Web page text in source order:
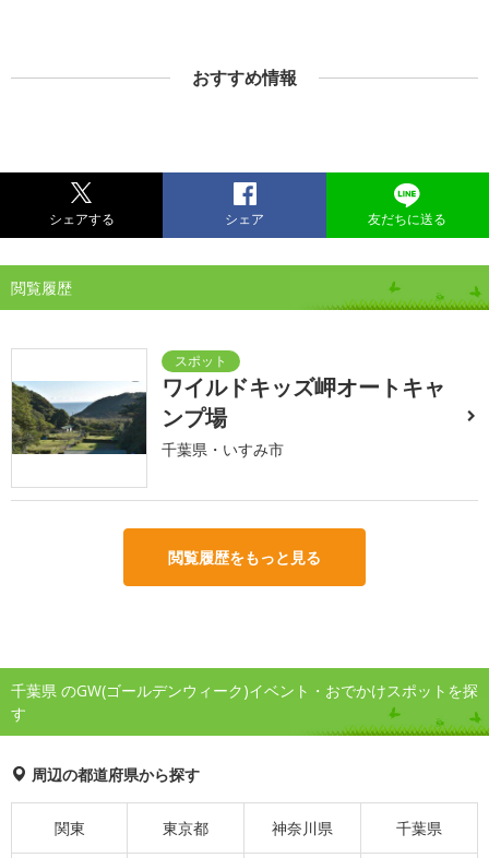
おすすめ情報
シェアする シェア 友だちに送る
閲覧履歴
ワイルドキッズ岬オートキャ
ンプ場
千葉県・いすみ市
閲覧履歴をもっと見る
千葉県 のGW(ゴールデンウィーク)イベント・おでかけスポットを探
す
周辺の都道府県から探す
関東 東京都 神奈川県 千葉県